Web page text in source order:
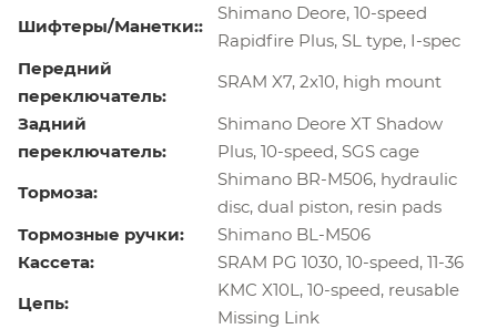
Шифтеры/Манетки::
Shimano Deore, 10-speed
Rapidfire Plus, SL type, I-spec
Передний
переключатель:
SRAM X7, 2x10, high mount
Задний
переключатель:
Shimano Deore XT Shadow
Plus, 10-speed, SGS cage
Тормоза:
Shimano BR-M506, hydraulic
disc, dual piston, resin pads
Тормозные ручки:
Shimano BL-M506
Кассета:
SRAM PG 1030, 10-speed, 11-36
Цепь:
KMC X10L, 10-speed, reusable
Missing Link